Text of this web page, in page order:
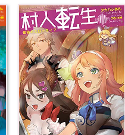
村人転生 最強のスロー
ライフ 11
本を買う